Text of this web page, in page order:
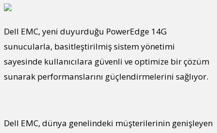
Dell EMC, yeni duyurduğu PowerEdge 14G
sunucularla, basitleştirilmiş sistem yönetimi
sayesinde kullanıcılara güvenli ve optimize bir çözüm
sunarak performanslarını güçlendirmelerini sağlıyor.
Dell EMC, dünya genelindeki müşterilerinin genişleyen